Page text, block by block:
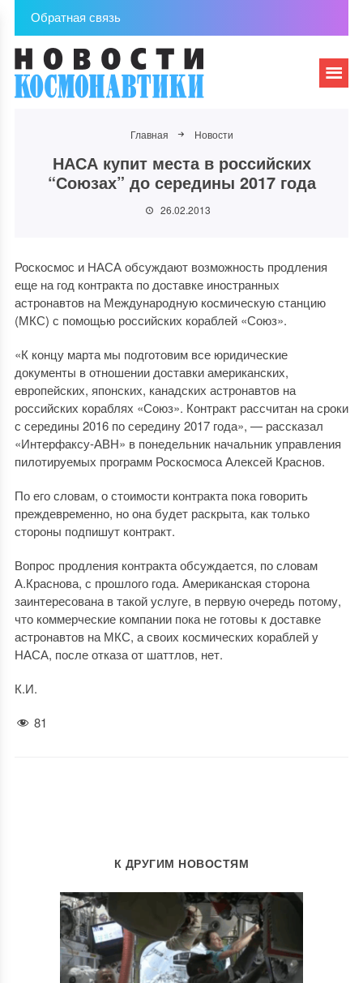
Обратная связь
Главная Новости
НАСА купит места в российских
“Союзах” до середины 2017 года
26.02.2013
Роскосмос и НАСА обсуждают возможность продления
еще на год контракта по доставке иностранных
астронавтов на Международную космическую станцию
(МКС) с помощью российских кораблей «Союз».
«К концу марта мы подготовим все юридические
документы в отношении доставки американских,
европейских, японских, канадских астронавтов на
российских кораблях «Союз». Контракт рассчитан на сроки
с середины 2016 по середину 2017 года», — рассказал
«Интерфаксу-АВН» в понедельник начальник управления
пилотируемых программ Роскосмоса Алексей Краснов.
По его словам, о стоимости контракта пока говорить
преждевременно, но она будет раскрыта, как только
стороны подпишут контракт.
Вопрос продления контракта обсуждается, по словам
А.Краснова, с прошлого года. Американская сторона
заинтересована в такой услуге, в первую очередь потому,
что коммерческие компании пока не готовы к доставке
астронавтов на МКС, а своих космических кораблей у
НАСА, после отказа от шаттлов, нет.
К.И.
81
К ДРУГИМ НОВОСТЯМ